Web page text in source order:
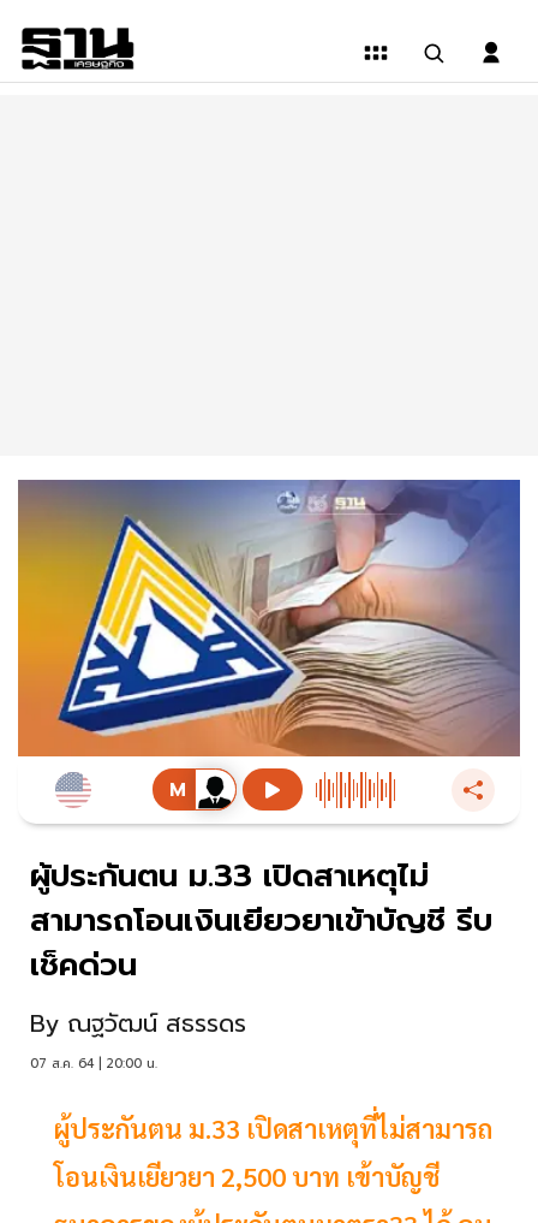
ผู้ประกันตน ม.33 เปิดสาเหตุไม่
สามารถโอนเงินเยียวยาเข้าบัญชี รีบ
เช็คด่วน
By ณฐวัฒน์ สธรรดร
07 ส.ค. 64 | 20:00 น.
ผู้ประกันตน ม.33 เปิดสาเหตุที่ไม่สามารถ
โอนเงินเยียวยา 2,500 บาท เข้าบัญชี